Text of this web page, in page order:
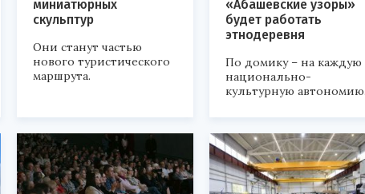
миниатюрных
скульптур
Они станут частью
нового туристического
маршрута.
«Абашевские узоры»
будет работать
этнодеревня
По домику – на каждую
национально-
культурную автономию.